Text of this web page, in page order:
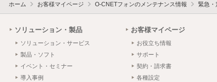
ホーム お客様マイページ O-CNETフォンのメンテナンス情報 緊急・
ソリューション・製品
ソリューション・サービス
製品・ソフト
イベント・セミナー
導入事例
お客様マイページ
お役立ち情報
サポート
契約・請求書
各種設定